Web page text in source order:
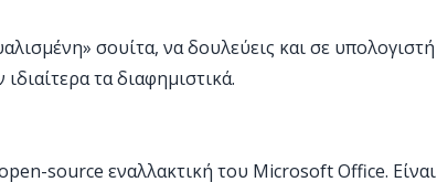
σουίτα, να δουλεύεις και σε υπολογιστή
τα διαφημιστικά.
source εναλλακτική του Microsoft Office. Είναι